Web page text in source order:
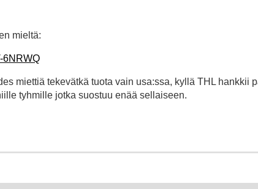
mieltä:
6NRWQ
miettiä tekevätkä tuota vain usa:ssa, kyllä THL hankkii
tyhmille jotka suostuu enää sellaiseen.